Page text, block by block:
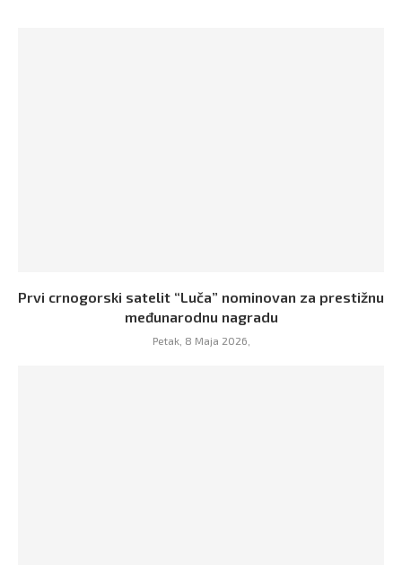
Prvi crnogorski satelit “Luča” nominovan za prestižnu
međunarodnu nagradu
Petak, 8 Maja 2026,